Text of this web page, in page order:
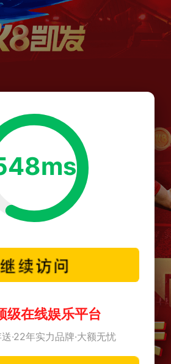
级在线娱乐平台
·22年实力品牌·大额无忧